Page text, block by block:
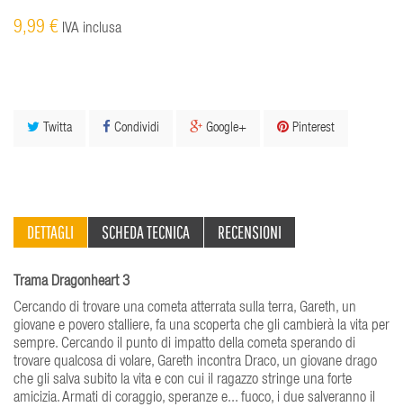
9,99 € IVA inclusa
Twitta Condividi Google+ Pinterest
DETTAGLI SCHEDA TECNICA RECENSIONI
Trama Dragonheart 3
Cercando di trovare una cometa atterrata sulla terra, Gareth, un
giovane e povero stalliere, fa una scoperta che gli cambierà la vita per
sempre. Cercando il punto di impatto della cometa sperando di
trovare qualcosa di volare, Gareth incontra Draco, un giovane drago
che gli salva subito la vita e con cui il ragazzo stringe una forte
amicizia. Armati di coraggio, speranze e... fuoco, i due salveranno il